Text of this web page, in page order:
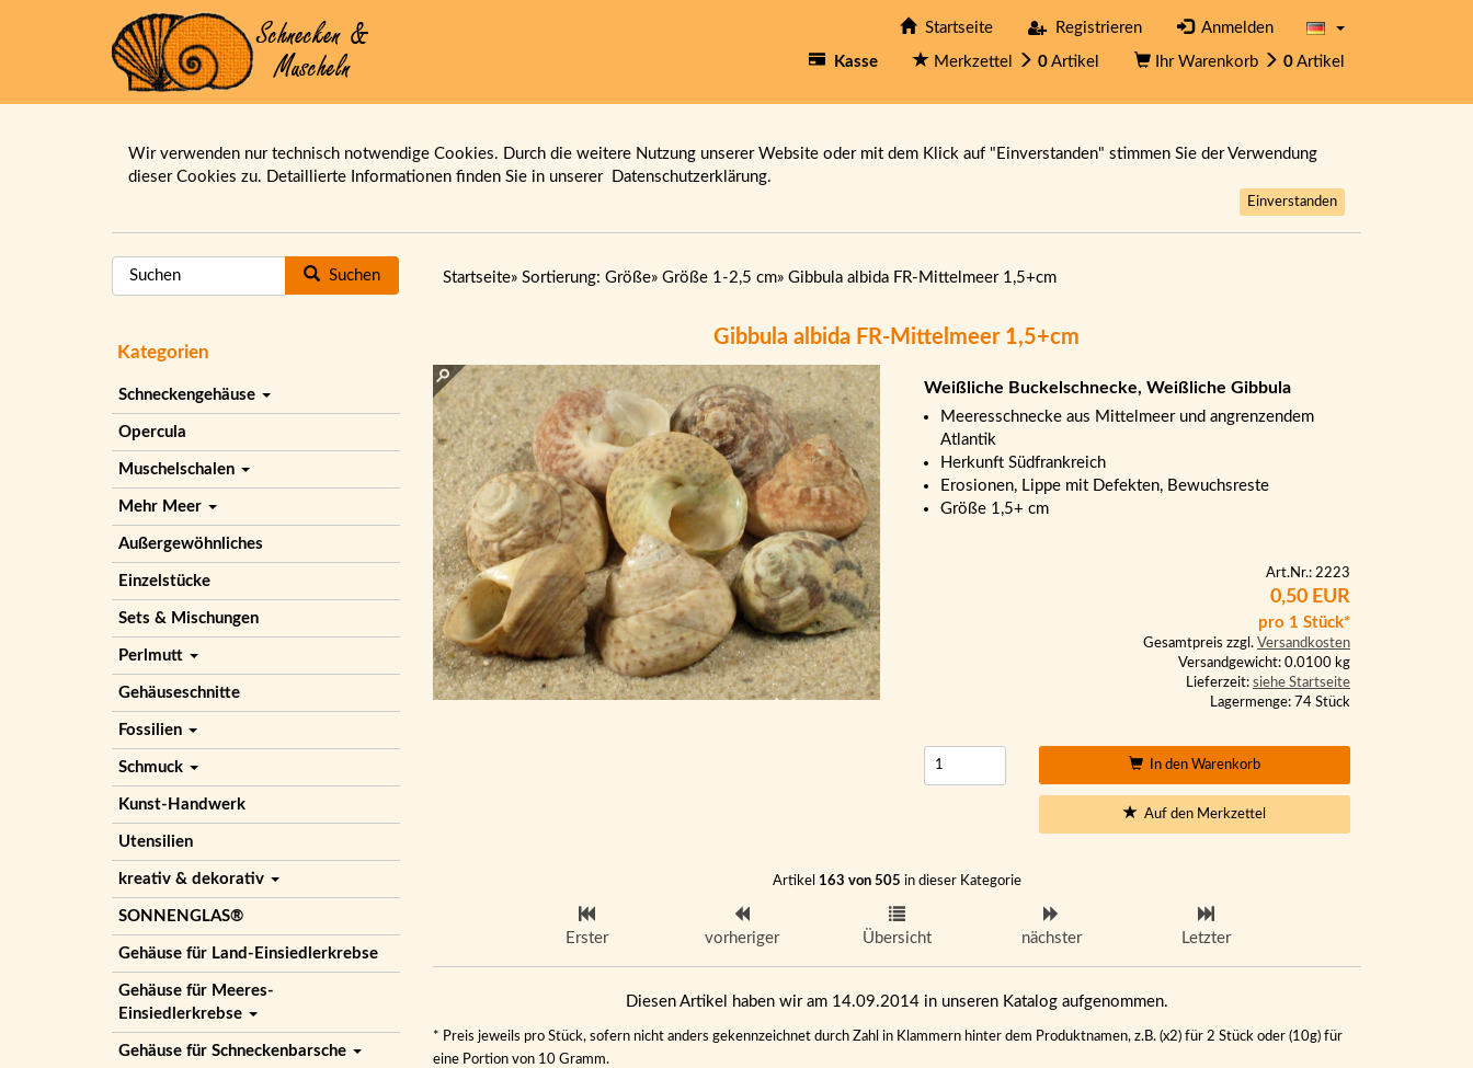
Startseite Registrieren Anmelden
Kasse Merkzettel 0 Artikel Ihr Warenkorb 0 Artikel
Wir verwenden nur technisch notwendige Cookies. Durch die weitere Nutzung unserer Website oder mit dem Klick auf "Einverstanden" stimmen Sie der Verwendung
dieser Cookies zu. Detaillierte Informationen finden Sie in unserer Datenschutzerklärung.
Einverstanden
Suchen
Kategorien
Schneckengehäuse
Opercula
Muschelschalen
Mehr Meer
Außergewöhnliches
Einzelstücke
Sets & Mischungen
Perlmutt
Gehäuseschnitte
Fossilien
Schmuck
Kunst-Handwerk
Utensilien
kreativ & dekorativ
SONNENGLAS®
Gehäuse für Land-Einsiedlerkrebse
Gehäuse für Meeres-
Einsiedlerkrebse
Gehäuse für Schneckenbarsche
Startseite» Sortierung: Größe» Größe 1-2,5 cm» Gibbula albida FR-Mittelmeer 1,5+cm
Gibbula albida FR-Mittelmeer 1,5+cm
Weißliche Buckelschnecke, Weißliche Gibbula
Meeresschnecke aus Mittelmeer und angrenzendem
Atlantik
Herkunft Südfrankreich
Erosionen, Lippe mit Defekten, Bewuchsreste
Größe 1,5+ cm
Art.Nr.: 2223
0,50 EUR
pro 1 Stück*
Gesamtpreis zzgl. Versandkosten
Versandgewicht: 0.0100 kg
Lieferzeit: siehe Startseite
Lagermenge: 74 Stück
In den Warenkorb
Auf den Merkzettel
Artikel 163 von 505 in dieser Kategorie
Erster vorheriger Übersicht nächster Letzter
Diesen Artikel haben wir am 14.09.2014 in unseren Katalog aufgenommen.
* Preis jeweils pro Stück, sofern nicht anders gekennzeichnet durch Zahl in Klammern hinter dem Produktnamen, z.B. (x2) für 2 Stück oder (10g) für
eine Portion von 10 Gramm.